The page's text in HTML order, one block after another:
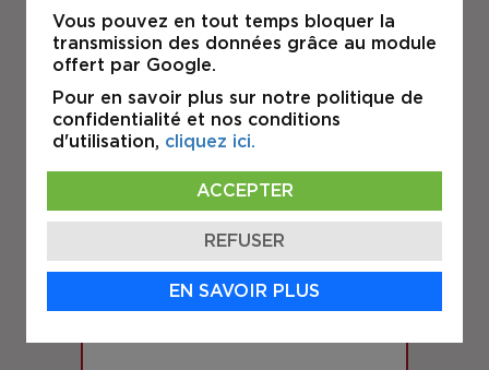
À LOUER
BOIS-DES-FILION
Vous pouvez en tout temps bloquer la
transmission des données grâce au module
offert par Google.
Pour en savoir plus sur notre politique de
confidentialité et nos conditions
d'utilisation, cliquez ici.
ACCEPTER
REFUSER
EN SAVOIR PLUS